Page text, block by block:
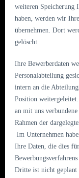
weiteren Speicherung
haben, werden wir
übernehmen. Dort
gelöscht.
Ihre Bewerberdaten
Personalabteilung
intern an die
Position
an mit uns
Rahmen der
Im Unternehmen
Ihre Daten, die dies
Dritte ist nicht